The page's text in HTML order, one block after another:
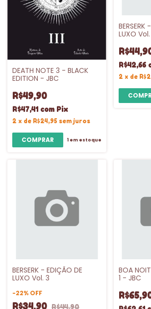
DEATH NOTE 3 - BLACK
EDITION - JBC
R$49,90
R$47,41 com Pix
2 x de R$24,95 sem juros
1em estoque
BERSERK
LUXO Vol.
R$42,66
2 x de
BERSERK - EDIÇÃO DE
LUXO Vol. 3
-22% OFF
R$34,90 R$44,90
BOA
1 - JBC